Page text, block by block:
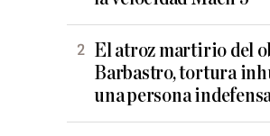
El atroz martirio del
Barbastro, tortura
una persona